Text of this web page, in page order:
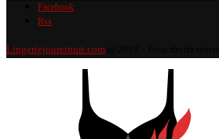
Facebook
Rss
Lingeriejouretnuit.com